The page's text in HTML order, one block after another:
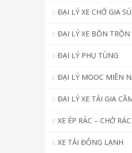
ĐẠI LÝ XE CHỞ GIA
ĐẠI LÝ XE BỒN TRỘN
ĐẠI LÝ PHỤ TÙNG
ĐẠI LÝ MOOC MIỀN
ĐẠI LÝ XE TẢI GIA
XE ÉP RÁC – CHỞ RÁC
XE TẢI ĐÔNG LẠNH